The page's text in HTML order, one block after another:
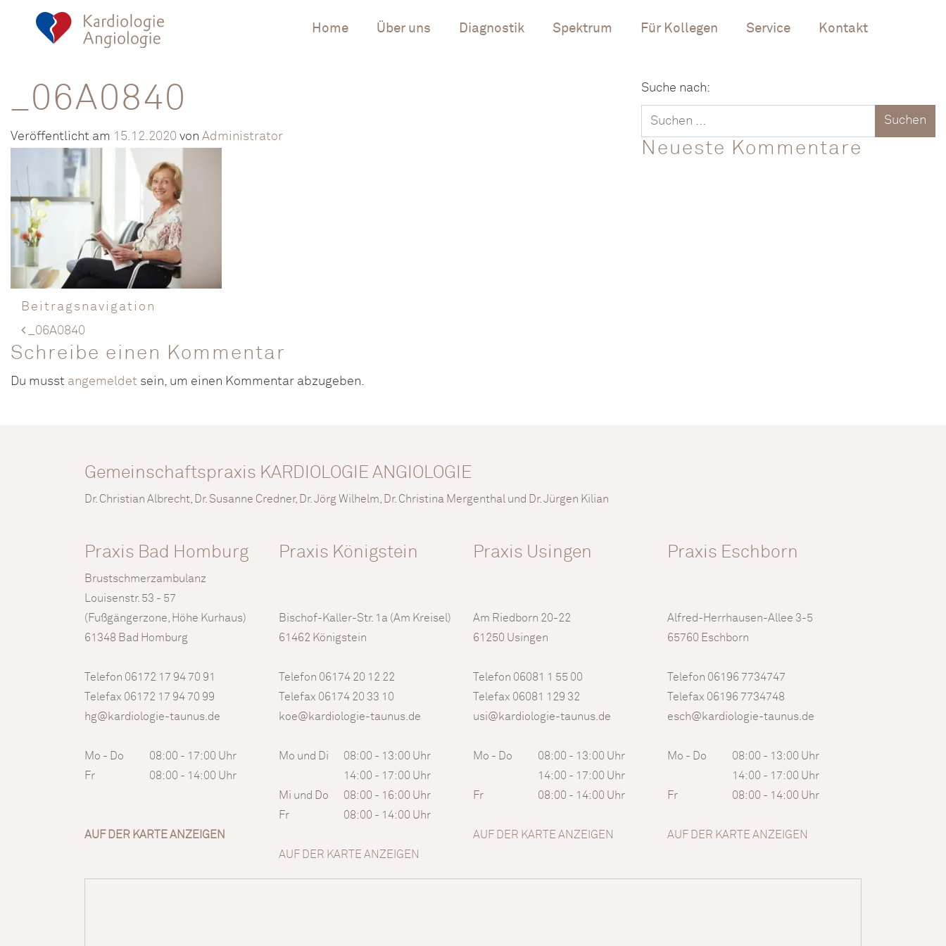
Home Über uns Diagnostik Spektrum Für Kollegen Service Kontakt
_06A0840
Veröffentlicht am 15.12.2020 von Administrator
Beitragsnavigation
_06A0840
Schreibe einen Kommentar
Du musst angemeldet sein, um einen Kommentar abzugeben.
Suche nach:
Neueste Kommentare
Gemeinschaftspraxis KARDIOLOGIE ANGIOLOGIE
Dr. Christian Albrecht, Dr. Susanne Credner, Dr. Jörg Wilhelm, Dr. Christina Mergenthal und Dr. Jürgen Kilian
Praxis Bad Homburg
Brustschmerzambulanz
Louisenstr. 53 - 57
(Fußgängerzone, Höhe Kurhaus)
61348 Bad Homburg
Telefon 06172 17 94 70 91
Telefax 06172 17 94 70 99
hg@kardiologie-taunus.de
Mo - Do
08:00 - 17:00 Uhr
Fr
08:00 - 14:00 Uhr
AUF DER KARTE ANZEIGEN
Praxis Königstein
Bischof-Kaller-Str. 1a (Am Kreisel)
61462 Königstein
Telefon 06174 20 12 22
Telefax 06174 20 33 10
koe@kardiologie-taunus.de
Mo und Di
08:00 - 13:00 Uhr
14:00 - 17:00 Uhr
Mi und Do
08:00 - 16:00 Uhr
Fr
08:00 - 14:00 Uhr
AUF DER KARTE ANZEIGEN
Praxis Usingen
Am Riedborn 20-22
61250 Usingen
Telefon 06081 1 55 00
Telefax 06081 129 32
usi@kardiologie-taunus.de
Mo - Do
08:00 - 13:00 Uhr
14:00 - 17:00 Uhr
Fr
08:00 - 14:00 Uhr
AUF DER KARTE ANZEIGEN
Praxis Eschborn
Alfred-Herrhausen-Allee 3-5
65760 Eschborn
Telefon 06196 7734747
Telefax 06196 7734748
esch@kardiologie-taunus.de
Mo - Do
08:00 - 13:00 Uhr
14:00 - 17:00 Uhr
Fr
08:00 - 14:00 Uhr
AUF DER KARTE ANZEIGEN